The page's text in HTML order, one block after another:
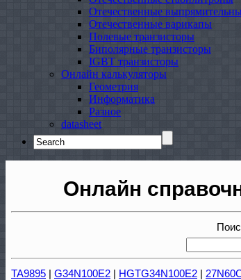
Отечественные
Отечественные варикапы
Полевые транзисторы
Биполярные транзисторы
IGBT транзисторы
Онлайн калькуляторы
Геометрия
Информатика
Разное
datasheet
Search
for:
Онлайн
TA9895 | G34N100E2 | HGTG34N100E2 |